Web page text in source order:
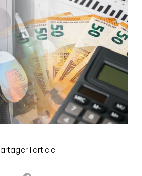
l'article :